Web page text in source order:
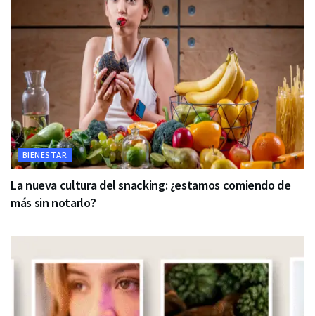
BIENESTAR
La nueva cultura del snacking: ¿estamos comiendo de
más sin notarlo?